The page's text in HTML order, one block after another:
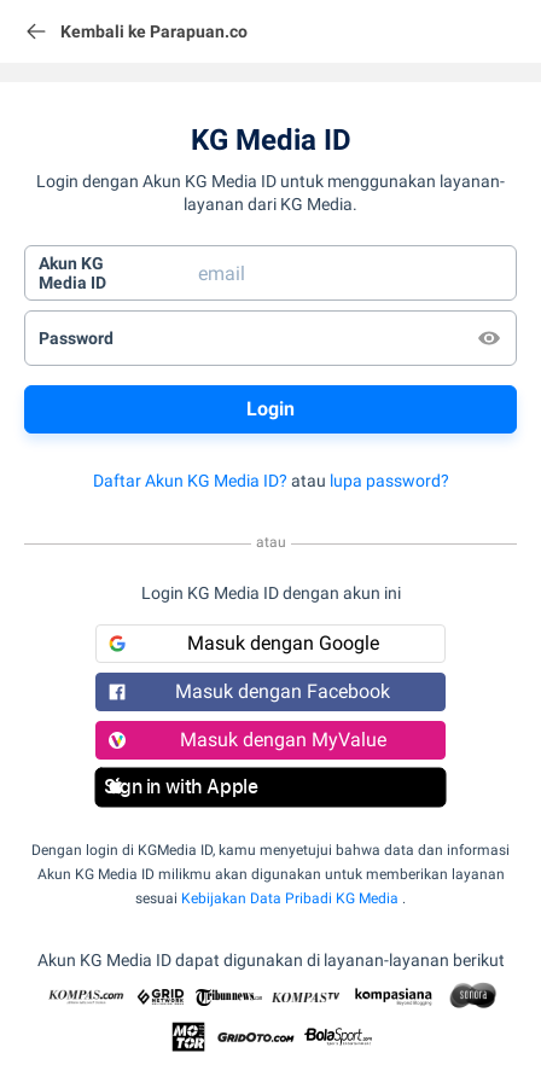
Kembali ke Parapuan.co
KG Media ID
Login dengan Akun KG Media ID untuk menggunakan layanan-
layanan dari KG Media.
Akun KG
Media ID
Password
Daftar Akun KG Media ID? atau lupa password?
atau
Login KG Media ID dengan akun ini
Masuk dengan Google
Masuk dengan Facebook
Masuk dengan MyValue
Sign in with Apple
Dengan login di KGMedia ID, kamu menyetujui bahwa data dan informasi
Akun KG Media ID milikmu akan digunakan untuk memberikan layanan
sesuai Kebijakan Data Pribadi KG Media .
Akun KG Media ID dapat digunakan di layanan-layanan berikut